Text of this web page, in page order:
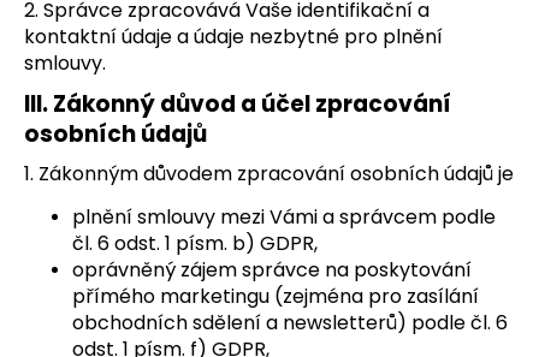
2. Správce zpracovává Vaše identifikační a
kontaktní údaje a údaje nezbytné pro plnění
smlouvy.
III.Zákonný důvod a účel zpracování
osobních údajů
1. Zákonným důvodem zpracování osobních údajů je
plnění smlouvy mezi Vámi a správcem podle
čl. 6 odst. 1 písm. b) GDPR,
oprávněný zájem správce na poskytování
přímého marketingu (zejména pro zasílání
obchodních sdělení a newsletterů) podle čl. 6
odst. 1 písm. f) GDPR,
e
m